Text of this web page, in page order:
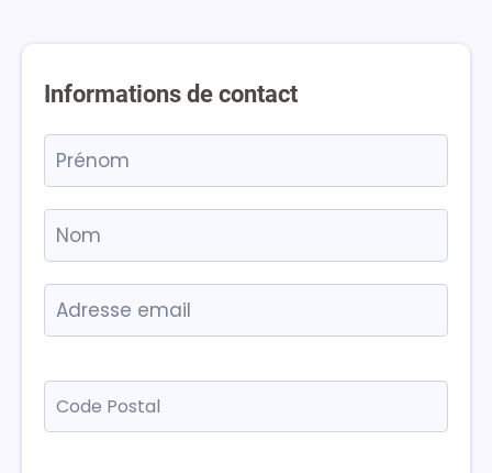
Informations de contact